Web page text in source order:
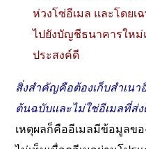
ห่วงโซ่อีเมล และโดยเ
ไปยังบัญชีธนาคารใหม่
ประสงค์ดี
สิ่งสำคัญคือต้องเก็บสำเน
ต้นฉบับและไม่ใช่อีเมลที่ส่
เหตุผลก็คืออีเมลมีข้อมูลข